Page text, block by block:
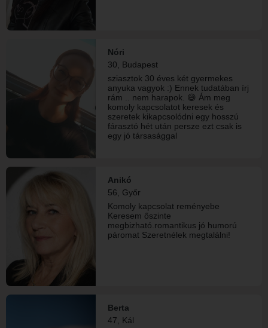
biliárdozok, dartsozok. Akár egy
zenés helyen egy koktél mellett.
Normál gondolkodású, életvidám de
józan gondolkodású Nőnek tartom
magam.
Nóri
30, Budapest
sziasztok 30 éves két gyermekes
anyuka vagyok :) Ennek tudatában írj
rám .. nem harapok. 😄 Ám meg
komoly kapcsolatot keresek és
szeretek kikapcsolódni egy hosszú
fárasztó hét után persze ezt csak is
egy jó társasággal
Anikó
56, Győr
Komoly kapcsolat reményebe
Keresem őszinte
megbizható.romantikus jó humorú
páromat Szeretnélek megtalálni!
Berta
47, Kál